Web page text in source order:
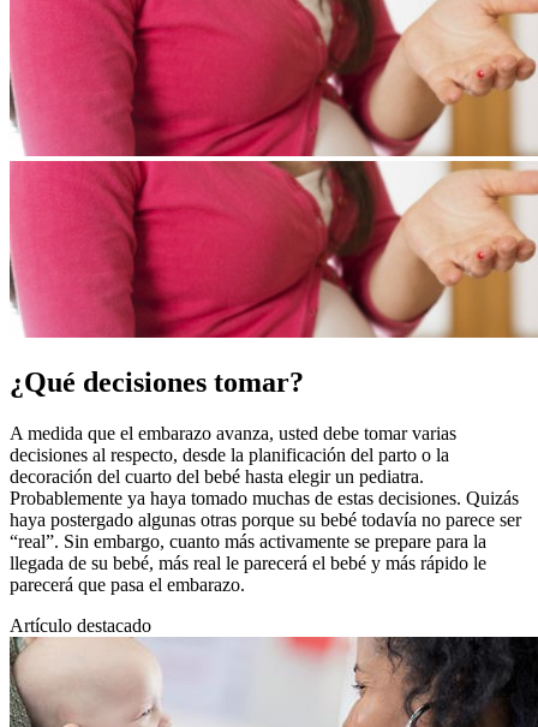
¿Qué decisiones tomar?
​A medida que el embarazo avanza, usted debe tomar varias
decisiones al respecto, desde la planificación del parto o la
decoración del cuarto del bebé hasta elegir un pediatra.
Probablemente ya haya tomado muchas de estas decisiones. Quizás
haya postergado algunas otras porque su bebé todavía no parece ser
“real”. Sin embargo, cuanto más activamente se prepare para la
llegada de su bebé, más real le parecerá el bebé y más rápido le
parecerá que pasa el embarazo.
Artículo destacado